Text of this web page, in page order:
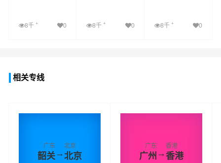
8千 + 0 8千+ 0 8千 + 0
相关专线
广东
韶关→
北京
北京
广东
广州 →
香港
香港